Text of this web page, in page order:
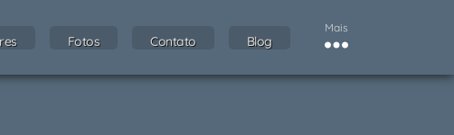
Fotos Contato Blog
Mais